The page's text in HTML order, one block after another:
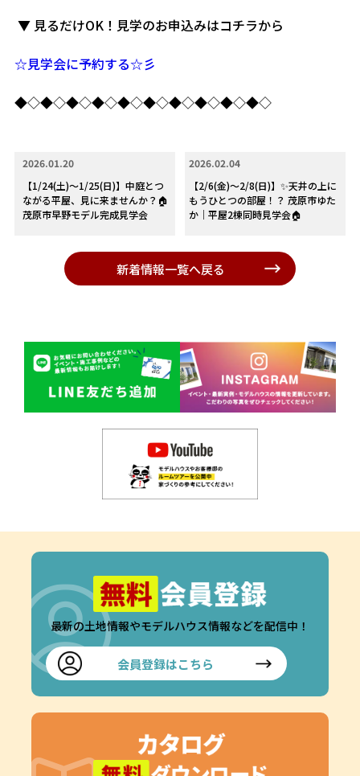
▼ 見るだけOK！見学のお申込みはコチラから
☆見学会に予約する☆彡
◆◇◆◇◆◇◆◇◆◇◆◇◆◇◆◇◆◇◆◇
2026.01.20
【1/24(土)～1/25(日)】中庭とつ
ながる平屋、見に来ませんか？🏠
茂原市早野モデル完成見学会
2026.02.04
【2/6(金)～2/8(日)】✨天井の上に
もうひとつの部屋！？ 茂原市ゆた
か｜平屋2棟同時見学会🏠
新着情報一覧へ戻る
最新の土地情報やモデルハウス情報などを配信中！
会員登録はこちら